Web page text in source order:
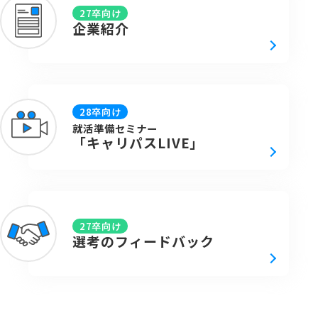
27卒向け
企業紹介
28卒向け
就活準備セミナー
「キャリパスLIVE」
27卒向け
選考のフィードバック